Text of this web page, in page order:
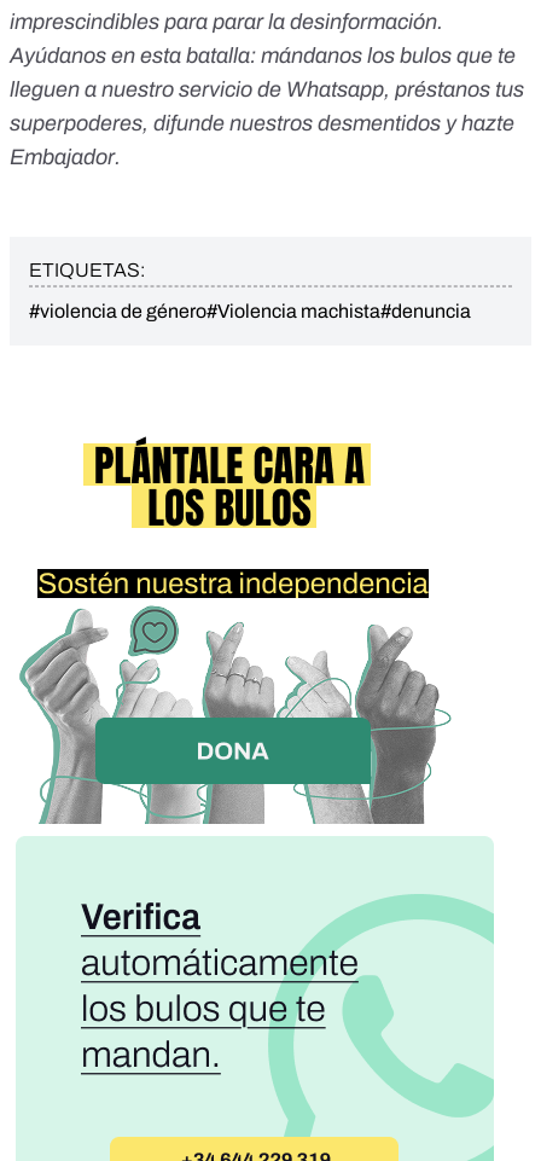
imprescindibles para parar la desinformación.
Ayúdanos en esta batalla: mándanos los bulos que te
lleguen a nuestro servicio de Whatsapp, préstanos tus
superpoderes, difunde nuestros desmentidos yhazte
Embajador.
ETIQUETAS:
#violencia de género#Violencia machista#denuncia